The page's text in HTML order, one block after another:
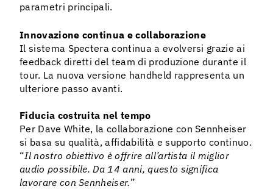
parametri principali.
Innovazione continua e collaborazione
Il sistema Spectera continua a evolversi grazie ai
feedback diretti del team di produzione durante il
tour. La nuova versione handheld rappresenta un
ulteriore passo avanti.
Fiducia costruita nel tempo
Per Dave White, la collaborazione con Sennheiser
si basa su qualità, affidabilità e supporto continuo.
“Il nostro obiettivo è offrire all’artista il miglior
audio possibile. Da 14 anni, questo significa
lavorare con Sennheiser.”